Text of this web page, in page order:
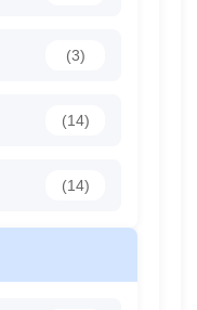
(3)
(14)
(14)